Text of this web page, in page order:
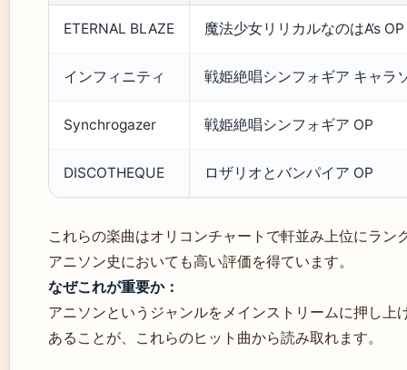
ETERNAL BLAZE 魔法少女リリカルなのはA’s OP
インフィニティ 戦姫絶唱シンフォギア キャラ
Synchrogazer 戦姫絶唱シンフォギア OP
DISCOTHEQUE ロザリオとバンパイア OP
これらの楽曲はオリコンチャートで軒並み上位にラン
アニソン史においても高い評価を得ています。
なぜこれが重要か：
アニソンというジャンルをメインストリームに押し上
あることが、これらのヒット曲から読み取れます。